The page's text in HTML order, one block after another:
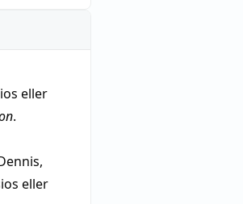
eller
.
eller